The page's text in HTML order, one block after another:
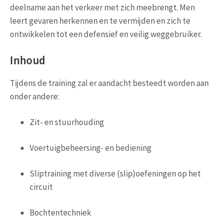
deelname aan het verkeer met zich meebrengt. Men
leert gevaren herkennen en te vermijden en zich te
ontwikkelen tot een defensief en veilig weggebruiker.
Inhoud
Tijdens de training zal er aandacht besteedt worden aan
onder andere:
Zit- en stuurhouding
Voertuigbeheersing- en bediening
Sliptraining met diverse (slip)oefeningen op het
circuit
Bochtentechniek